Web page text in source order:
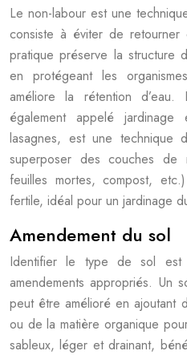
Le non-labour est une
consiste à éviter de
pratique préserve la structure
en protégeant les
améliore la rétention
également appelé
lasagnes, est une technique
superposer des couches de
feuilles mortes, compost,
fertile, idéal pour un jardinage
Amendement du sol
Identifier le type de sol est
amendements appropriés. Un
peut être amélioré en ajoutant
ou de la matière organique
sableux, léger et drainant,